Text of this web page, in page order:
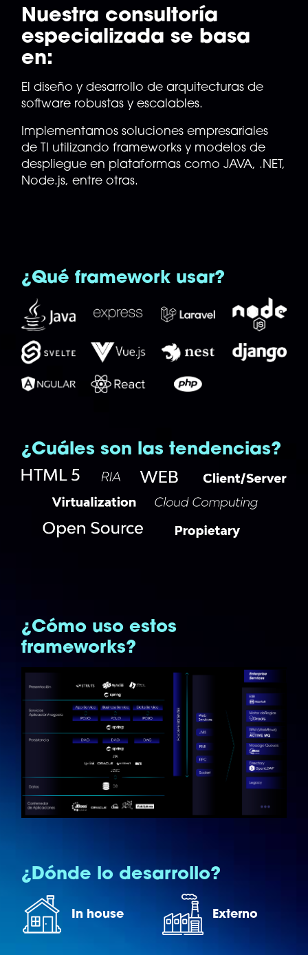
Nuestra consultoría
especializada se basa
en:
El diseño y desarrollo de arquitecturas de
software robustas y escalables.
Implementamos soluciones empresariales
de TI utilizando frameworks y modelos de
despliegue en plataformas como JAVA, .NET,
Node.js, entre otras.
¿Qué framework usar?
¿Cuáles son las tendencias?
¿Cómo uso estos
frameworks?
¿Dónde lo desarrollo?
In house Externo